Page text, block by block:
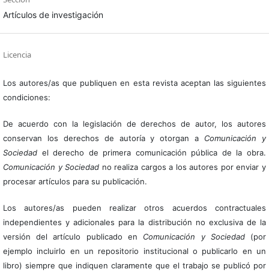
Artículos de investigación
Licencia
Los autores/as que publiquen en esta revista aceptan las siguientes
condiciones:
De acuerdo con la legislación de derechos de autor, los autores
conservan los derechos de autoría y otorgan a Comunicación y
Sociedadel derecho de primera comunicación pública de la obra.
Comunicación y Sociedad no realiza cargos a los autores por enviar y
procesar artículos para su publicación.
Los autores/as pueden realizar otros acuerdos contractuales
independientes y adicionales para la distribución no exclusiva de la
versión del artículo publicado en Comunicación y Sociedad(por
ejemplo incluirlo en un repositorio institucional o publicarlo en un
libro) siempre que indiquen claramente que el trabajo se publicó por